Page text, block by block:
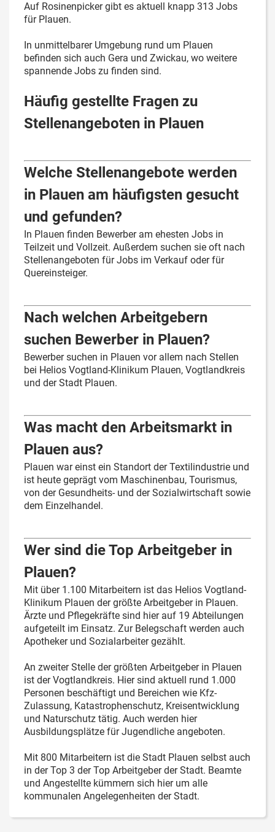
Auf Rosinenpicker gibt es aktuell knapp 313 Jobs
für Plauen.
In unmittelbarer Umgebung rund um Plauen
befinden sich auch Gera und Zwickau, wo weitere
spannende Jobs zu finden sind.
Häufig gestellte Fragen zu
Stellenangeboten in Plauen
Welche Stellenangebote werden
in Plauen am häufigsten gesucht
und gefunden?
In Plauen finden Bewerber am ehesten Jobs in
Teilzeit und Vollzeit. Außerdem suchen sie oft nach
Stellenangeboten für Jobs im Verkauf oder für
Quereinsteiger.
Nach welchen Arbeitgebern
suchen Bewerber in Plauen?
Bewerber suchen in Plauen vor allem nach Stellen
bei Helios Vogtland-Klinikum Plauen, Vogtlandkreis
und der Stadt Plauen.
Was macht den Arbeitsmarkt in
Plauen aus?
Plauen war einst ein Standort der Textilindustrie und
ist heute geprägt vom Maschinenbau, Tourismus,
von der Gesundheits- und der Sozialwirtschaft sowie
dem Einzelhandel.
Wer sind die Top Arbeitgeber in
Plauen?
Mit über 1.100 Mitarbeitern ist das Helios Vogtland-
Klinikum Plauen der größte Arbeitgeber in Plauen.
Ärzte und Pflegekräfte sind hier auf 19 Abteilungen
aufgeteilt im Einsatz. Zur Belegschaft werden auch
Apotheker und Sozialarbeiter gezählt.
An zweiter Stelle der größten Arbeitgeber in Plauen
ist der Vogtlandkreis. Hier sind aktuell rund 1.000
Personen beschäftigt und Bereichen wie Kfz-
Zulassung, Katastrophenschutz, Kreisentwicklung
und Naturschutz tätig. Auch werden hier
Ausbildungsplätze für Jugendliche angeboten.
Mit 800 Mitarbeitern ist die Stadt Plauen selbst auch
in der Top 3 der Top Arbeitgeber der Stadt. Beamte
und Angestellte kümmern sich hier um alle
kommunalen Angelegenheiten der Stadt.